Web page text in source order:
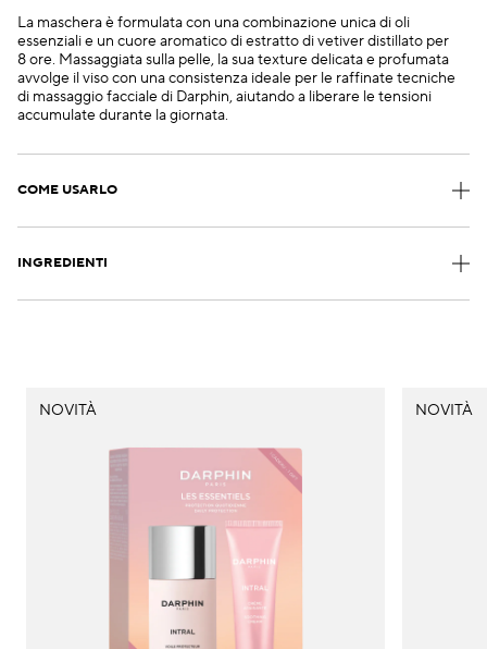
La maschera è formulata con una combinazione unica di oli
essenziali e un cuore aromatico di estratto di vetiver distillato per
8 ore. Massaggiata sulla pelle, la sua texture delicata e profumata
avvolge il viso con una consistenza ideale per le raffinate tecniche
di massaggio facciale di Darphin, aiutando a liberare le tensioni
accumulate durante la giornata.
COME USARLO
INGREDIENTI
NOVITÀ NOVITÀ